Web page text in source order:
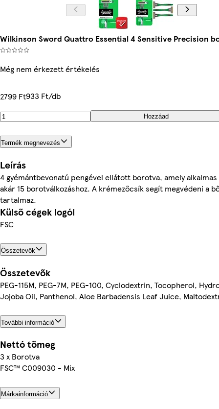
Wilkinson Sword Quattro Essential 4 Sensitive Precision
Még nem érkezett értékelés
2799 Ft933 Ft/db
Hozzáad
Termék megnevezés
Leírás
4 gyémántbevonatú pengével ellátott borotva, amely alkalmas
akár 15 borotválkozáshoz. A krémezőcsík segít megvédeni a
tartalmaz.
Külső cégek logói
FSC
Összetevők
Összetevők
PEG-115M, PEG-7M, PEG-100, Cyclodextrin, Tocopherol,
Jojoba Oil, Panthenol, Aloe Barbadensis Leaf Juice,
További információ
Nettó tömeg
3 x Borotva
FSC™ C009030 - Mix
Márkainformáció